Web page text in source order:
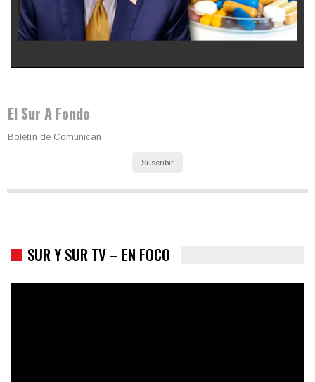
El Sur A Fondo
Boletín de Comunican
Suscribir
SUR Y SUR TV – EN FOCO